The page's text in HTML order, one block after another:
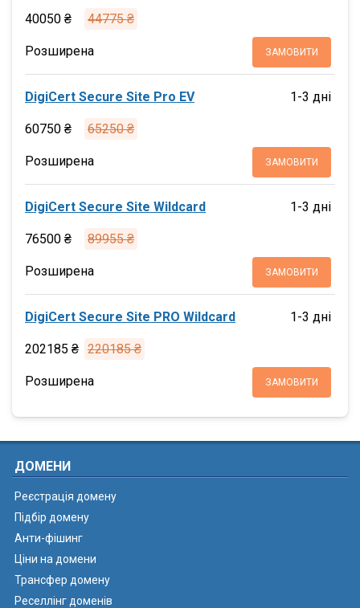
40050 ₴ 44775 ₴
Розширена ЗАМОВИТИ
DigiCert Secure Site Pro EV
60750 ₴ 65250 ₴
1-3 дні
Розширена ЗАМОВИТИ
DigiCert Secure Site Wildcard
76500 ₴ 89955 ₴
1-3 дні
Розширена ЗАМОВИТИ
DigiCert Secure Site PRO Wildcard
202185 ₴ 220185 ₴
1-3 дні
Розширена ЗАМОВИТИ
ДОМЕНИ
Реєстрація домену
Підбір домену
Анти-фішинг
Ціни на домени
Трансфер домену
Реселлінг доменів